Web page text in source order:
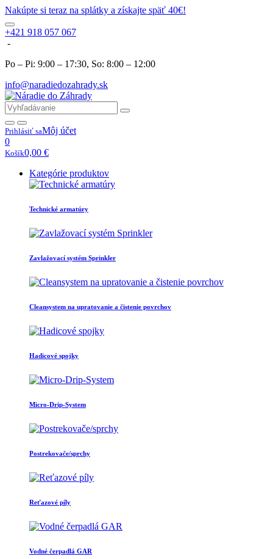
Nakúpte si teraz na splátky a získajte späť 40€!
+421 918 057 067
-
Po – Pi: 9:00 – 17:30, So: 8:00 – 12:00
info@naradiedozahrady.sk
Prihlásiť saMôj účet
0
Košík0,00 €
Kategórie produktov
Technické armatúry
Zavlažovací systém Sprinkler
Cleansystem na upratovanie a čistenie povrchov
Hadicové spojky
Micro-Drip-System
Postrekovače/sprchy
Reťazové píly
Vodné čerpadlá GAR